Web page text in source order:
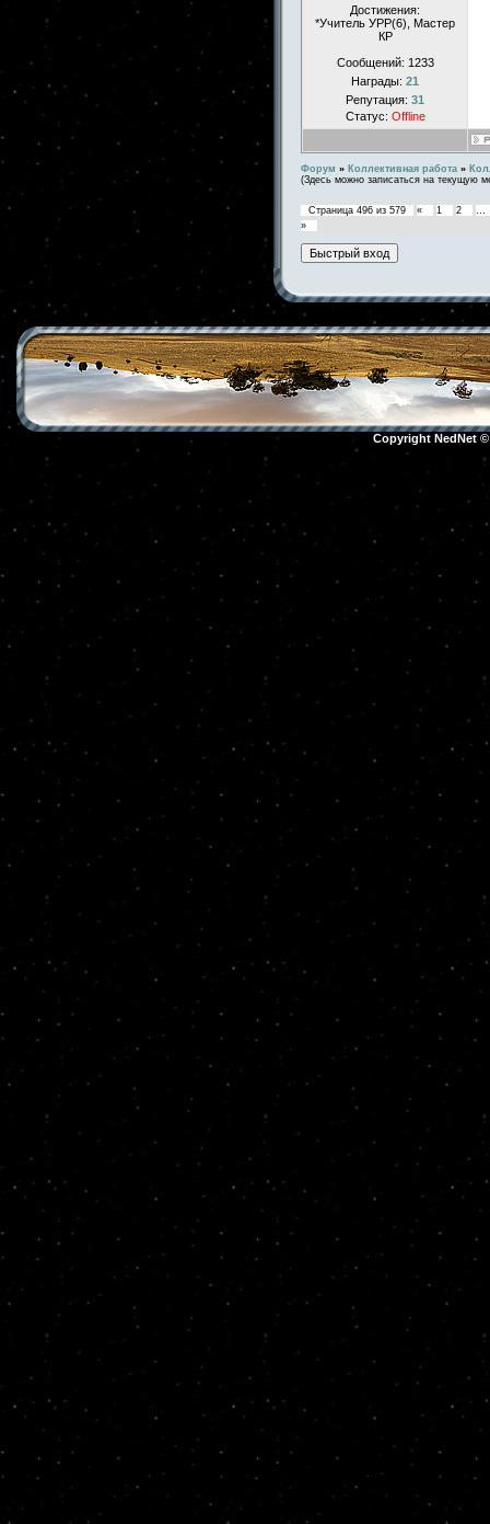
Достижения:
*Учитель УРР(6), Мастер
КР
Сообщений: 1233
Награды: 21
Репутация: 31
Статус: Offline
Форум » Коллективная работа »
(Здесь можно записаться на текущую
Страница 496 из 579 « 1 2
…
»
Copyright NedNet